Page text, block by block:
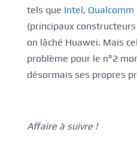
tels que Intel, Qualcomm
(principaux
on lâché Huawei. Mais
problème pour le n°2
désormais ses propres
Affaire à suivre !